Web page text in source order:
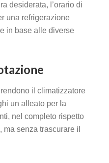
desiderata, l’orario di
una refrigerazione
in base alle diverse
il climatizzatore
un alleato per la
nel completo rispetto
ma senza trascurare il